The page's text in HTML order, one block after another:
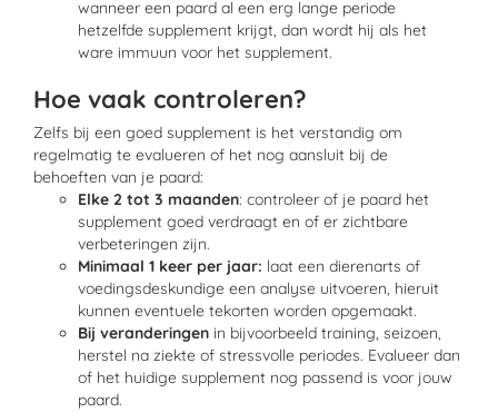
wanneer een paard al een erg lange periode
hetzelfde supplement krijgt, dan wordt hij als het
ware immuun voor het supplement.
Hoe vaak controleren?
Zelfs bij een goed supplement is het verstandig om
regelmatig te evalueren of het nog aansluit bij de
behoeften van je paard:
Elke 2 tot 3 maanden: controleer of je paard het
supplement goed verdraagt en of er zichtbare
verbeteringen zijn.
Minimaal 1 keer per jaar: laat een dierenarts of
voedingsdeskundige een analyse uitvoeren, hieruit
kunnen eventuele tekorten worden opgemaakt.
Bij veranderingen in bijvoorbeeld training, seizoen,
herstel na ziekte of stressvolle periodes. Evalueer dan
of het huidige supplement nog passend is voor jouw
paard.